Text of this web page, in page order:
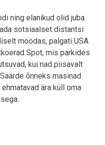
ning elanikud olid juba
sotsiaalset distantsi
möödas, palgati USA
Spot, mis parkides
kui nad piisavalt
õnneks masinad
ära küll oma